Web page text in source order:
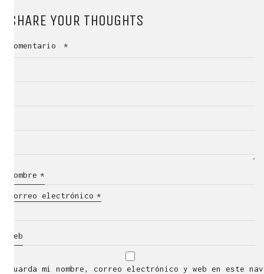
SHARE YOUR THOUGHTS
Comentario *
Nombre *
Correo electrónico *
Web
Guarda mi nombre, correo electrónico y web en este